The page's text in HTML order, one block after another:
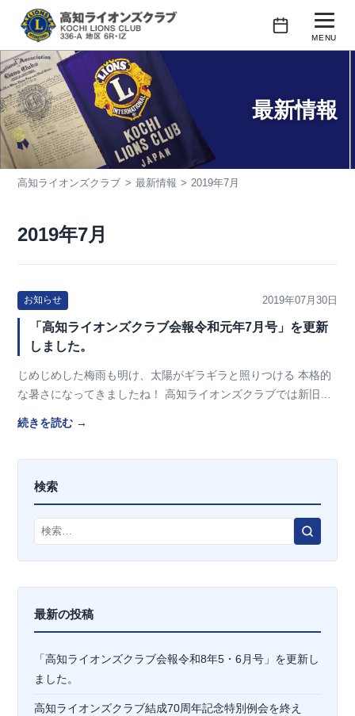
テ
ン
ツ
へ
ス
MENU
行事予定
クラブの紹介
会長あいさつ
活動紹介
会員紹介
最新情報
高知ライオンズクラブ 最新情報 2019年7月
2019年7月
お知らせ 2019年07月30日
「高知ライオンズクラブ会報令和元年7月号」を更新
しました。
じめじめした梅雨も明け、太陽がギラギラと照りつける 本格的
な暑さになってきましたね！ 高知ライオンズクラブでは新旧役
続きを読む →
検索
検
最新の投稿
「高知ライオンズクラブ会報令和8年5・6月号」を更新し
ました。
高知ライオンズクラブ結成70周年記念特別例会を終え